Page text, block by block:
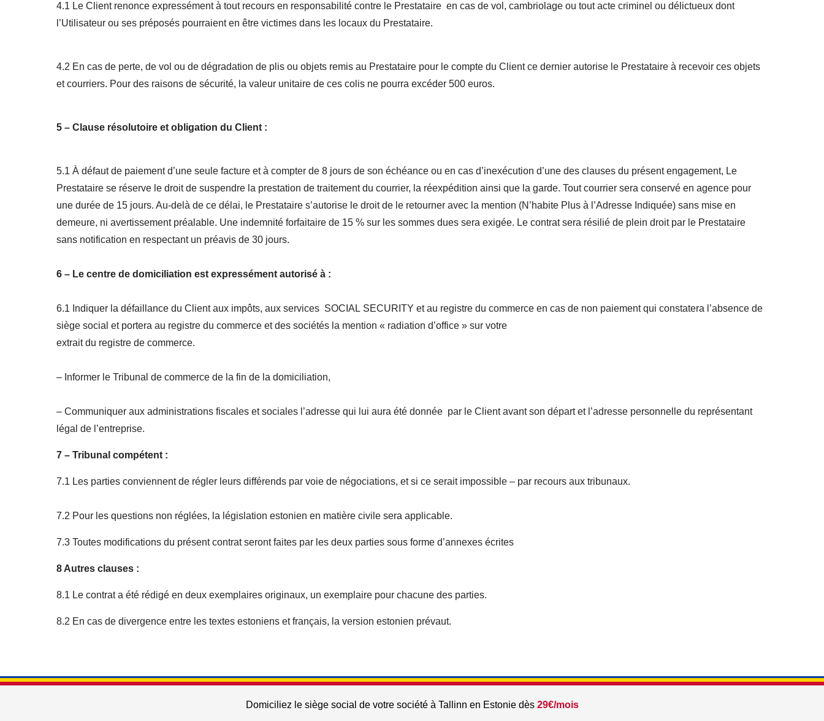
4.1 Le Client renonce expressément à tout recours en responsabilité contre le Prestataire en cas de vol, cambriolage ou tout acte criminel ou délictueux dont
l’Utilisateur ou ses préposés pourraient en être victimes dans les locaux du Prestataire.
4.2 En cas de perte, de vol ou de dégradation de plis ou objets remis au Prestataire pour le compte du Client ce dernier autorise le Prestataire à recevoir ces objets
et courriers. Pour des raisons de sécurité, la valeur unitaire de ces colis ne pourra excéder 500 euros.
5 – Clause résolutoire et obligation du Client :
5.1 À défaut de paiement d’une seule facture et à compter de 8 jours de son échéance ou en cas d’inexécution d’une des clauses du présent engagement, Le
Prestataire se réserve le droit de suspendre la prestation de traitement du courrier, la réexpédition ainsi que la garde. Tout courrier sera conservé en agence pour
une durée de 15 jours. Au-delà de ce délai, le Prestataire s’autorise le droit de le retourner avec la mention (N’habite Plus à l’Adresse Indiquée) sans mise en
demeure, ni avertissement préalable. Une indemnité forfaitaire de 15 % sur les sommes dues sera exigée. Le contrat sera résilié de plein droit par le Prestataire
sans notification en respectant un préavis de 30 jours.
6 – Le centre de domiciliation est expressément autorisé à :
6.1 Indiquer la défaillance du Client aux impôts, aux services SOCIAL SECURITY et au registre du commerce en cas de non paiement qui constatera l’absence de
siège social et portera au registre du commerce et des sociétés la mention « radiation d’office » sur votre
extrait du registre de commerce.
– Informer le Tribunal de commerce de la fin de la domiciliation,
– Communiquer aux administrations fiscales et sociales l’adresse qui lui aura été donnée par le Client avant son départ et l’adresse personnelle du représentant
légal de l’entreprise.
7 – Tribunal compétent :
7.1 Les parties conviennent de régler leurs différends par voie de négociations, et si ce serait impossible – par recours aux tribunaux.
7.2 Pour les questions non réglées, la législation estonien en matière civile sera applicable.
7.3 Toutes modifications du présent contrat seront faites par les deux parties sous forme d’annexes écrites
8 Autres clauses :
8.1 Le contrat a été rédigé en deux exemplaires originaux, un exemplaire pour chacune des parties.
8.2 En cas de divergence entre les textes estoniens et français, la version estonien prévaut.
Domiciliez le siège social de votre société à Tallinn en Estonie dès 29€/mois